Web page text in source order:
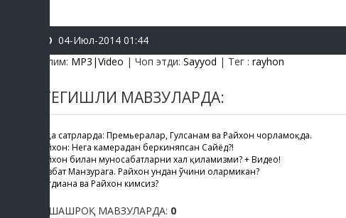
04-Июл-2014 01:44
Бўлим: MP3|Video | Чоп этди: Sayyod | Тег : rayhon
ТЕГИШЛИ МАВЗУЛАРДА:
Қисқа сатрларда: Премьералар, Гулсанам ва Райхон чорламоқда.
Райхон: Нега камерадан беркиняпсан Сайёд?!
Райхон билан муносабатларни хал қиламизми? + Видео!
Навбат Манзурага. Райхон ундан ўчини олармикан?
Согдиана ва Райхон кимсиз?
ЎХШАШРОҚ МАВЗУЛАРДА: 0